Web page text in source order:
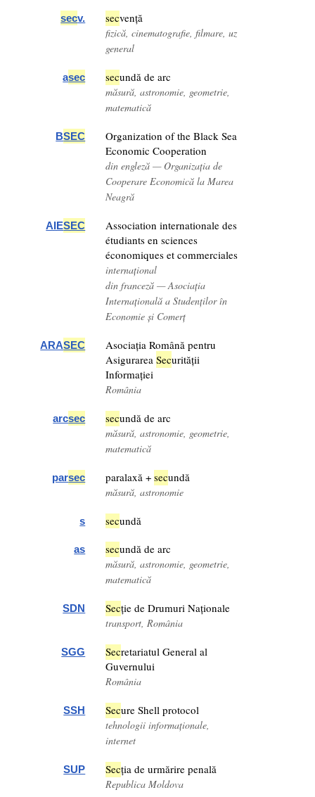
secv. secvență
fizică, cinematografie, filmare, uz
general
asec secundă de arc
măsură, astronomie, geometrie,
matematică
BSEC
Organization of the Black Sea
Economic Cooperation
din engleză — Organizația de
Cooperare Economică la Marea
Neagră
AIESEC
Association internationale des
étudiants en sciences
économiques et commerciales
internațional
din franceză — Asociația
Internațională a Studenților în
Economie și Comerț
ARASEC
Asociația Română pentru
AsigurareaSecurității
Informației
România
arcsec secundă de arc
măsură, astronomie, geometrie,
matematică
parsec paralaxă +secundă
măsură, astronomie
s secundă
as secundă de arc
măsură, astronomie, geometrie,
matematică
SDN Secție de Drumuri Naționale
transport, România
SGG Secretariatul General al
Guvernului
România
SSH Secure Shell protocol
tehnologii informaționale,
internet
SUP Secția de urmărire penală
Republica Moldova